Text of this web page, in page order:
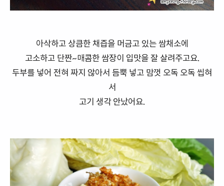
아삭하고 상큼한 채즙을 머금고 있는 쌈채소에
고소하고 단짠~매콤한 쌈장이 입맛을 잘 살려주고요.
두부를 넣어 전혀 짜지 않아서 듬뿍 넣고 맘껏 오독 오독 씹혀
서
고기 생각 안났어요.